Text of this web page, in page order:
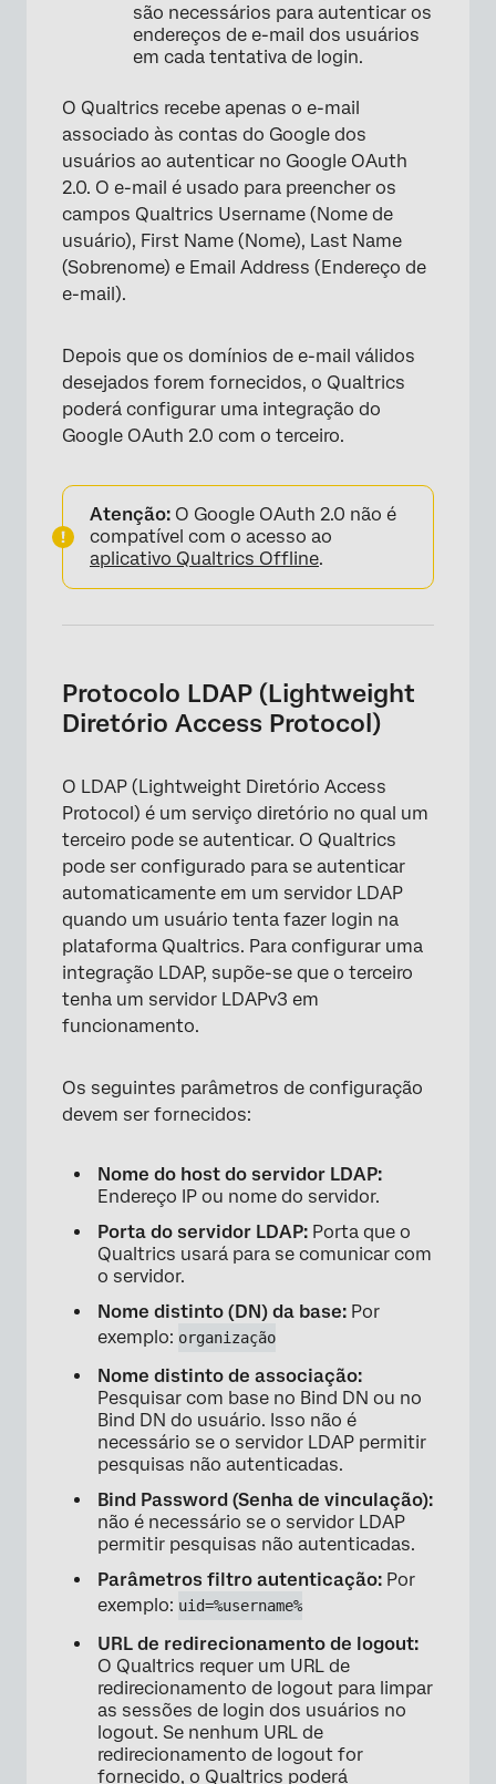
são necessários para autenticar os
endereços de e-mail dos usuários
em cada tentativa de login.
O Qualtrics recebe apenas o e-mail
associado às contas do Google dos
usuários ao autenticar no Google OAuth
2.0. O e-mail é usado para preencher os
campos Qualtrics Username (Nome de
usuário), First Name (Nome), Last Name
(Sobrenome) e Email Address (Endereço de
e-mail).
Depois que os domínios de e-mail válidos
desejados forem fornecidos, o Qualtrics
poderá configurar uma integração do
Google OAuth 2.0 com o terceiro.
Atenção: O Google OAuth 2.0 não é
compatível com o acesso ao
aplicativo Qualtrics Offline.
Protocolo LDAP (Lightweight
Diretório Access Protocol)
O LDAP (Lightweight Diretório Access
Protocol) é um serviço diretório no qual um
terceiro pode se autenticar. O Qualtrics
pode ser configurado para se autenticar
automaticamente em um servidor LDAP
quando um usuário tenta fazer login na
plataforma Qualtrics. Para configurar uma
integração LDAP, supõe-se que o terceiro
tenha um servidor LDAPv3 em
funcionamento.
Os seguintes parâmetros de configuração
devem ser fornecidos:
Nome do host do servidor LDAP:
Endereço IP ou nome do servidor.
Porta do servidor LDAP: Porta que o
Qualtrics usará para se comunicar com
o servidor.
Nome distinto (DN) da base: Por
exemplo: organização
Nome distinto de associação:
Pesquisar com base no Bind DN ou no
Bind DN do usuário. Isso não é
necessário se o servidor LDAP permitir
pesquisas não autenticadas.
Bind Password (Senha de vinculação):
não é necessário se o servidor LDAP
permitir pesquisas não autenticadas.
Parâmetros filtro autenticação: Por
exemplo: uid=%username%
URL de redirecionamento de logout:
O Qualtrics requer um URL de
redirecionamento de logout para limpar
as sessões de login dos usuários no
logout. Se nenhum URL de
redirecionamento de logout for
fornecido, o Qualtrics poderá